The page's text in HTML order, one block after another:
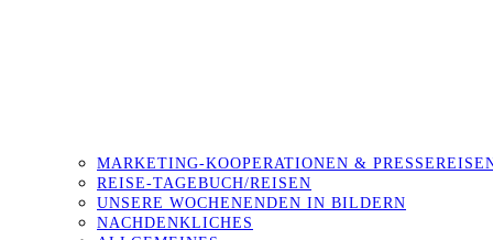
MARKETING-KOOPERATIONEN &
REISE-TAGEBUCH/REISEN
UNSERE WOCHENENDEN IN BILDERN
NACHDENKLICHES